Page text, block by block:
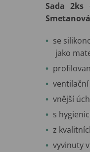
Sada 2ks
se
jako
vnější
s
z
vyvinuty